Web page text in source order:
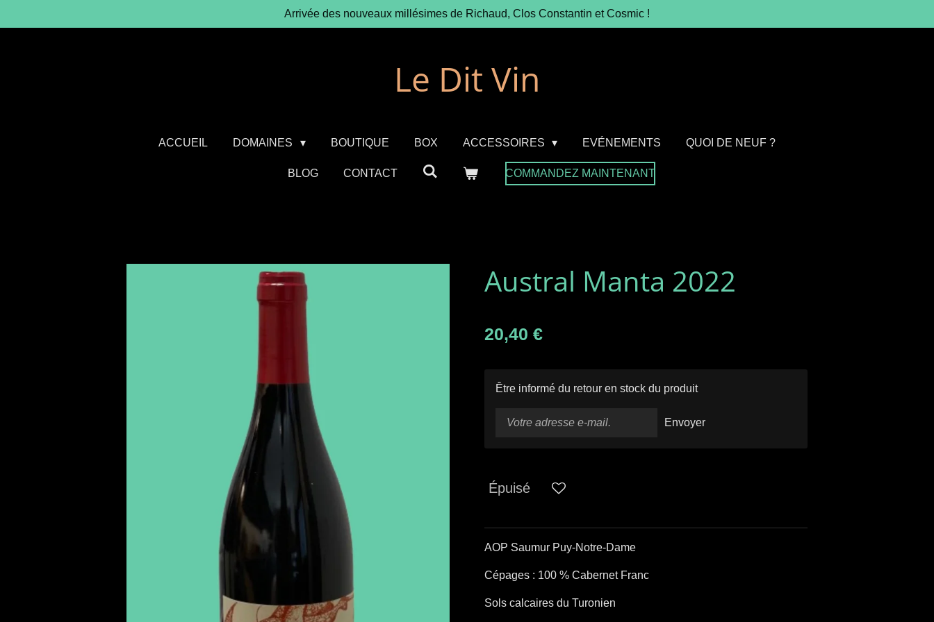
au
Arrivée des nouveaux millésimes de Richaud, Clos Constantin et Cosmic !
Le Dit Vin
ACCUEIL DOMAINES BOUTIQUE BOX ACCESSOIRES EVÉNEMENTS QUOI DE NEUF ?
BLOG CONTACT COMMANDEZ MAINTENANT
Austral Manta 2022
20,40 €
Être informé du retour en stock du produit
Envoyer
Épuisé
AOP Saumur Puy-Notre-Dame
Cépages : 100 % Cabernet Franc
Sols calcaires du Turonien